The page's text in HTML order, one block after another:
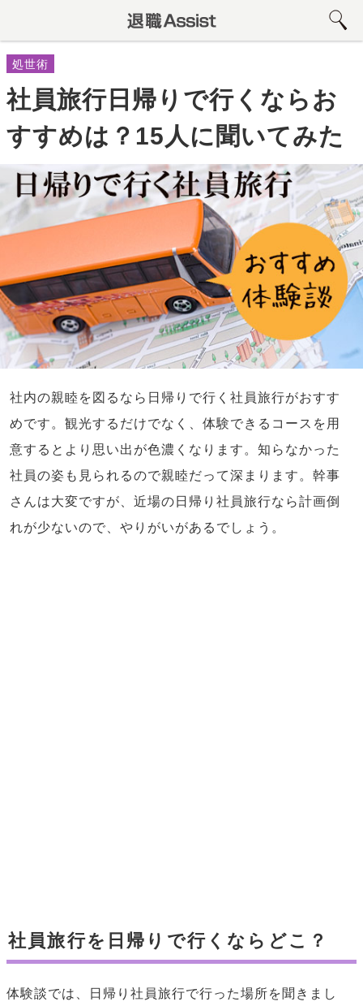
処世術
社員旅行日帰りで行くならお
すすめは？15人に聞いてみた
社内の親睦を図るなら日帰りで行く社員旅行がおすす
めです。観光するだけでなく、体験できるコースを用
意するとより思い出が色濃くなります。知らなかった
社員の姿も見られるので親睦だって深まります。幹事
さんは大変ですが、近場の日帰り社員旅行なら計画倒
れが少ないので、やりがいがあるでしょう。
社員旅行を日帰りで行くならどこ？
体験談では、日帰り社員旅行で行った場所を聞きまし